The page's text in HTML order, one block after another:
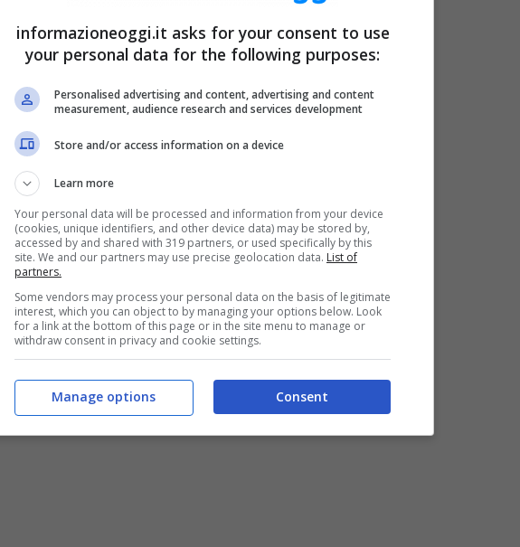
la salute – InformazioneOggi.it
vario genere: la presenza di pesticidi oltre la soglia
gliingredienti allergeni, il rischio ditossinfezione
difettosa, e per finire anche i rischi di
e/o Plastica all’interno dell’alimento.
nei supermercati possa arrecare gravi danni alla
quanto ci immaginiamo Per fortuna,
informazioneoggi.it asks for your consent to use
your personal data for the following purposes:
Personalised advertising and content, advertising and content
measurement, audience research and services development
Store and/or access information on a device
Learn more
Your personal data will be processed and information from your device
(cookies, unique identifiers, and other device data) may be stored by,
accessed by and shared with 319 partners, or used specifically by this
site. We and our partners may use precise geolocation data. List of
partners.
Some vendors may process your personal data on the basis of legitimate
interest, which you can object to by managing your options below. Look
for a link at the bottom of this page or in the site menu to manage or
withdraw consent in privacy and cookie settings.
Consent
Manage options